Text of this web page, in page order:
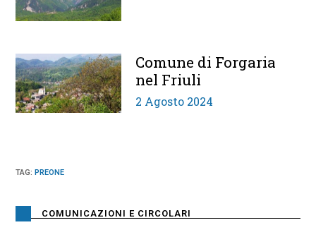
Comune di Forgaria
nel Friuli
2 Agosto 2024
TAG:PREONE
COMUNICAZIONI E CIRCOLARI